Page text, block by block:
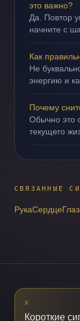
это важно?
Да. Повтор
начните с
Как
Не
энергию и
Почему
Обычно это
текущего
СВЯЗАННЫЕ
РукаСердце
X
Короткие